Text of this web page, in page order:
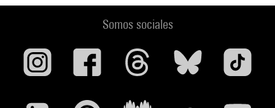
Somos sociales